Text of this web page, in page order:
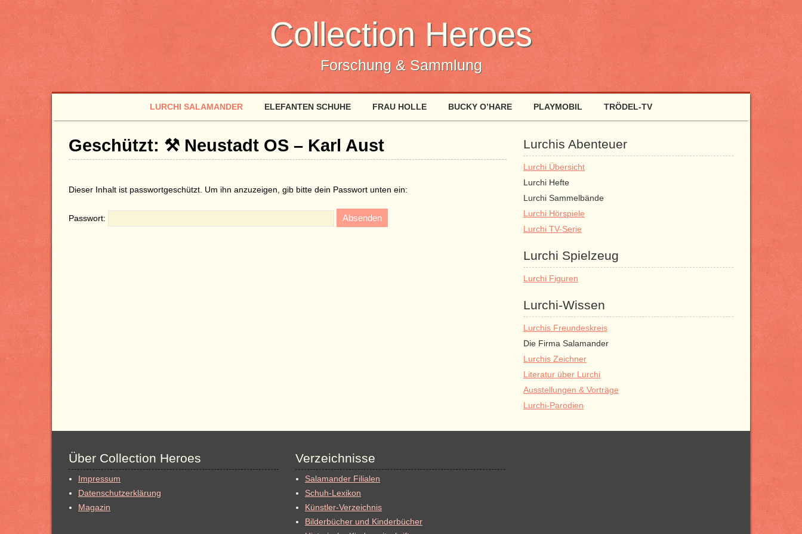
Collection Heroes
Forschung & Sammlung
LURCHI SALAMANDER ELEFANTEN SCHUHE FRAU HOLLE BUCKY O’HARE PLAYMOBIL TRÖDEL-TV
Geschützt: ⚒ Neustadt OS – Karl Aust
Dieser Inhalt ist passwortgeschützt. Um ihn anzuzeigen, gib bitte dein Passwort unten ein:
Passwort:
Lurchis Abenteuer
Lurchi Übersicht
Lurchi Hefte
Lurchi Sammelbände
Lurchi Hörspiele
Lurchi TV-Serie
Lurchi Spielzeug
Lurchi Figuren
Lurchi-Wissen
Lurchis Freundeskreis
Die Firma Salamander
Lurchis Zeichner
Literatur über Lurchi
Ausstellungen & Vorträge
Lurchi-Parodien
Über Collection Heroes
Impressum
Datenschutzerklärung
Magazin
Verzeichnisse
Salamander Filialen
Schuh-Lexikon
Künstler-Verzeichnis
Bilderbücher und Kinderbücher